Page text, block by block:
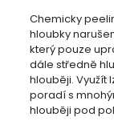
Chemicky
hloubky
který pouze
dále středně
hlouběji. Využít
poradí s
hlouběji pod